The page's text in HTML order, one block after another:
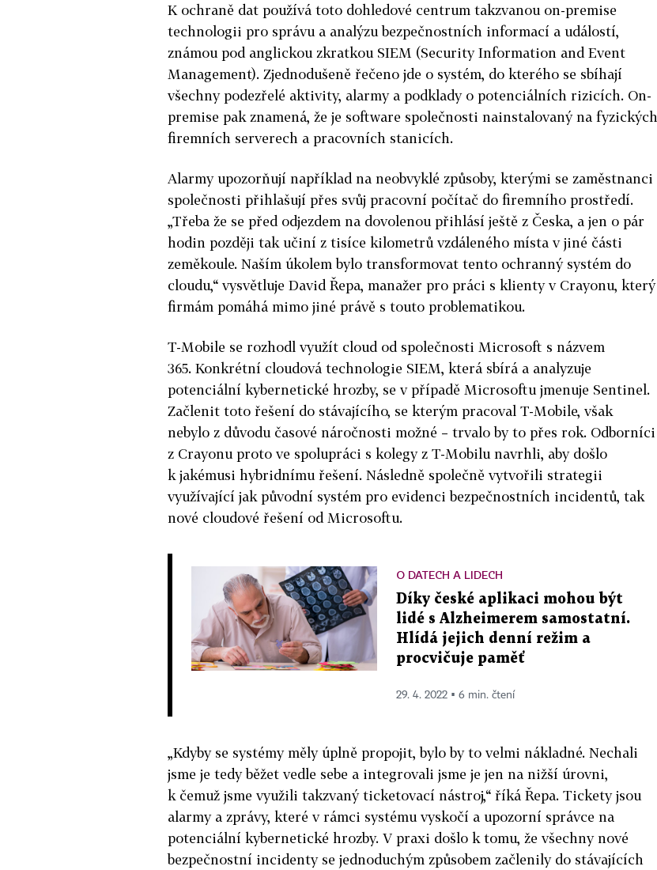
K ochraně dat používá toto dohledové centrum takzvanou on-premise
technologii pro správu a analýzu bezpečnostních informací a událostí,
známou pod anglickou zkratkou SIEM (Security Information and Event
Management). Zjednodušeně řečeno jde o systém, do kterého se sbíhají
všechny podezřelé aktivity, alarmy a podklady o potenciálních rizicích. On-
premise pak znamená, že je software společnosti nainstalovaný na fyzických
firemních serverech a pracovních stanicích.
Alarmy upozorňují například na neobvyklé způsoby, kterými se zaměstnanci
společnosti přihlašují přes svůj pracovní počítač do firemního prostředí.
„Třeba že se před odjezdem na dovolenou přihlásí ještě z Česka, a jen o pár
hodin později tak učiní z tisíce kilometrů vzdáleného místa v jiné části
zeměkoule. Naším úkolem bylo transformovat tento ochranný systém do
cloudu,“ vysvětluje David Řepa, manažer pro práci s klienty v Crayonu, který
firmám pomáhá mimo jiné právě s touto problematikou.
T-Mobile se rozhodl využít cloud od společnosti Microsoft s názvem
365. Konkrétní cloudová technologie SIEM, která sbírá a analyzuje
potenciální kybernetické hrozby, se v případě Microsoftu jmenuje Sentinel.
Začlenit toto řešení do stávajícího, se kterým pracoval T-Mobile, však
nebylo z důvodu časové náročnosti možné – trvalo by to přes rok. Odborníci
z Crayonu proto ve spolupráci s kolegy z T-Mobilu navrhli, aby došlo
k jakémusi hybridnímu řešení. Následně společně vytvořili strategii
využívající jak původní systém pro evidenci bezpečnostních incidentů, tak
nové cloudové řešení od Microsoftu.
O DATECH A LIDECH
Díky české aplikaci mohou být
lidé s Alzheimerem samostatní.
Hlídá jejich denní režim a
procvičuje paměť
29. 4. 2022 ▪ 6 min. čtení
„Kdyby se systémy měly úplně propojit, bylo by to velmi nákladné. Nechali
jsme je tedy běžet vedle sebe a integrovali jsme je jen na nižší úrovni,
k čemuž jsme využili takzvaný ticketovací nástroj,“ říká Řepa. Tickety jsou
alarmy a zprávy, které v rámci systému vyskočí a upozorní správce na
potenciální kybernetické hrozby. V praxi došlo k tomu, že všechny nové
bezpečnostní incidenty se jednoduchým způsobem začlenily do stávajících